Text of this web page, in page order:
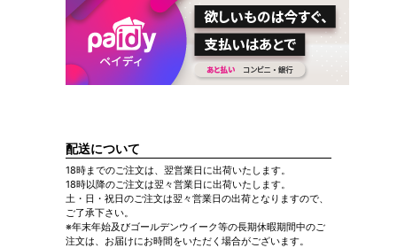
配送について
18時までのご注文は、翌営業日に出荷いたします。
18時以降のご注文は翌々営業日に出荷いたします。
土・日・祝日のご注文は翌々営業日の出荷となりますので、
ご了承下さい。
※年末年始及びゴールデンウイーク等の長期休暇期間中のご
注文は、お届けにお時間をいただく場合がございます。